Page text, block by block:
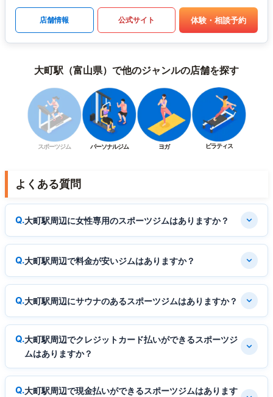
店舗情報 公式サイト 体験・相談予約
大町駅（富山県）で他のジャンルの店舗を探す
スポーツジム パーソナルジム ヨガ ピラティス
よくある質問
大町駅周辺に女性専用のスポーツジムはありますか？
大町駅周辺で料金が安いジムはありますか？
大町駅周辺にサウナのあるスポーツジムはありますか？
大町駅周辺でクレジットカード払いができるスポーツジ
ムはありますか？
大町駅周辺で現金払いができるスポーツジムはあります